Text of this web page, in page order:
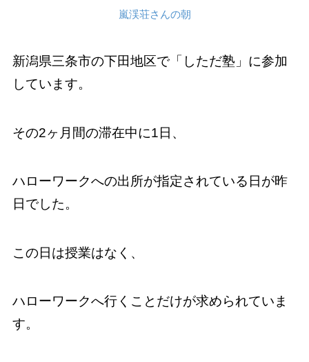
嵐渓荘さんの朝
新潟県三条市の下田地区で「しただ塾」に参加
しています。
その2ヶ月間の滞在中に1日、
ハローワークへの出所が指定されている日が昨
日でした。
この日は授業はなく、
ハローワークへ行くことだけが求められていま
す。